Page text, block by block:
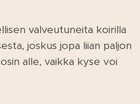
valveutuneita koirilla
joskus jopa liian paljon
alle, vaikka kyse voi